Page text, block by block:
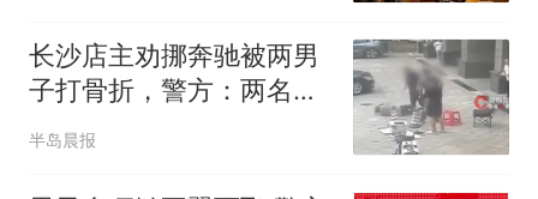
长沙店主劝挪奔驰被两男
子打骨折，警方：两名嫌
疑人已被刑拘
半岛晨报